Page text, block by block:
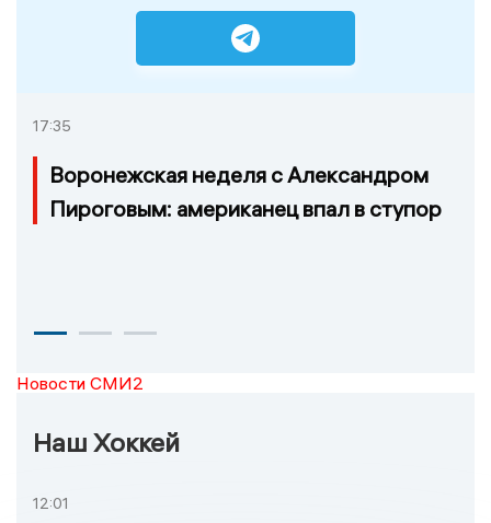
17:35
Воронежская неделя с Александром
Пироговым: американец впал в ступор
Новости СМИ2
Наш Хоккей
12:01